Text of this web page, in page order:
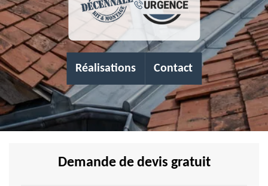
Réalisations Contact
Demande de devis gratuit